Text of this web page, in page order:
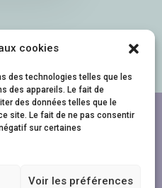
cookies
des technologies telles que les
des appareils. Le fait de
des données telles que le
site. Le fait de ne pas consentir
sur certaines
Voir les préférences
6